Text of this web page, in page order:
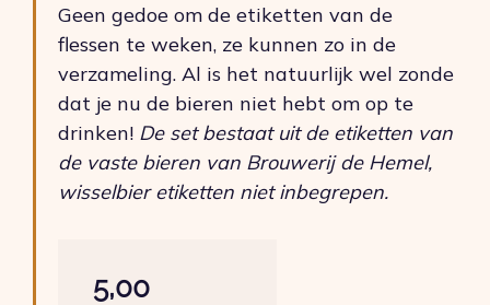
Geen gedoe om de etiketten van de
flessen te weken, ze kunnen zo in de
verzameling. Al is het natuurlijk wel zonde
dat je nu de bieren niet hebt om op te
drinken! De set bestaat uit de etiketten van
de vaste bieren van Brouwerij de Hemel,
wisselbier etiketten niet inbegrepen.
5,00